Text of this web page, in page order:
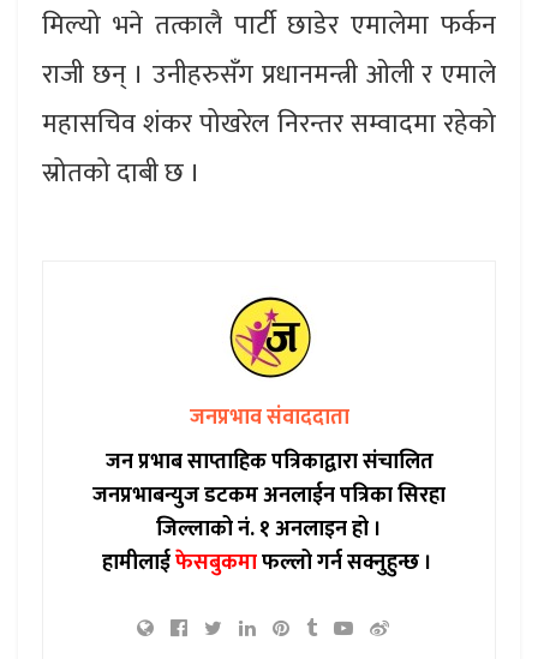
मिल्यो भने तत्कालै पार्टी छाडेर एमालेमा फर्कन
राजी छन् । उनीहरुसँग प्रधानमन्त्री ओली र एमाले
महासचिव शंकर पोखरेल निरन्तर सम्वादमा रहेको
स्रोतको दाबी छ ।
जनप्रभाव संवाददाता
जन प्रभाब साप्ताहिक पत्रिकाद्वारा संचालित
जनप्रभाबन्युज डटकम अनलाईन पत्रिका सिरहा
जिल्लाको नं. १ अनलाइन हो ।
हामीलाईफेसबुकमाफल्लो गर्न सक्नुहुन्छ ।